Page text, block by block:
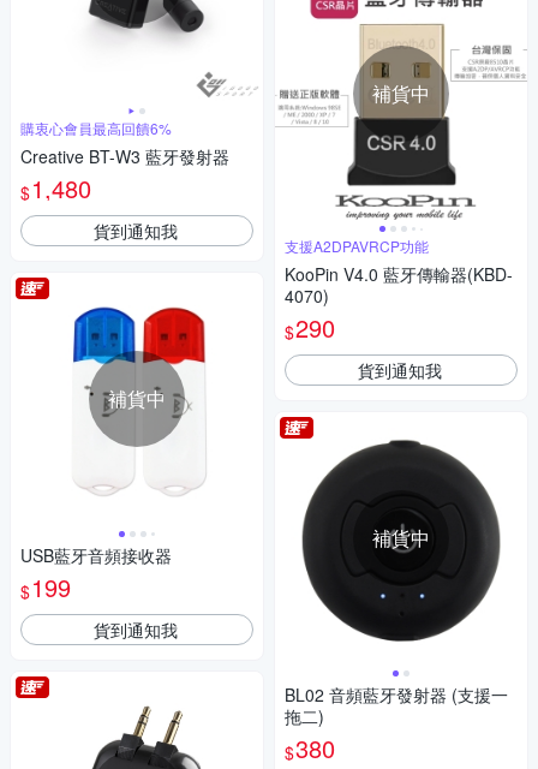
購衷心會員最高回饋6%
Creative BT-W3 藍牙發射器
$1,480
貨到通知我
補貨中
USB藍牙音頻接收器
$199
貨到通知我
補貨中
支援A2DPAVRCP功能
KooPin V4.0 藍牙傳輸器(KBD-
4070)
$290
貨到通知我
補貨中
BL02 音頻藍牙發射器 (支援一
拖二)
$380